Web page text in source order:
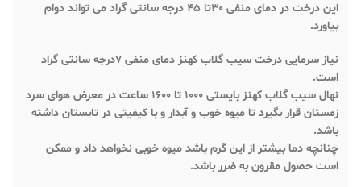
این درخت در دمای منفی ۳۰تا ۴۵ درجه سانتی گراد می تواند دوام
بیاورد.
نیاز سرمایی درخت سیب گلاب کهنز دمای منفی ۷درجه سانتی گراد
است.
نهال سیب گلاب کهنز بایستی ۱۰۰۰ تا ۱۶۰۰ ساعت در معرض هوای سرد
زمستان قرار بگیرد تا میوه خوب و آبدار و با کیفیتی در تابستان داشته
باشد.
چنانچه دما بیشتر از این گرم باشد میوه خوبی نخواهد داد و ممکن
است حصول مقرون به ضرر باشد.